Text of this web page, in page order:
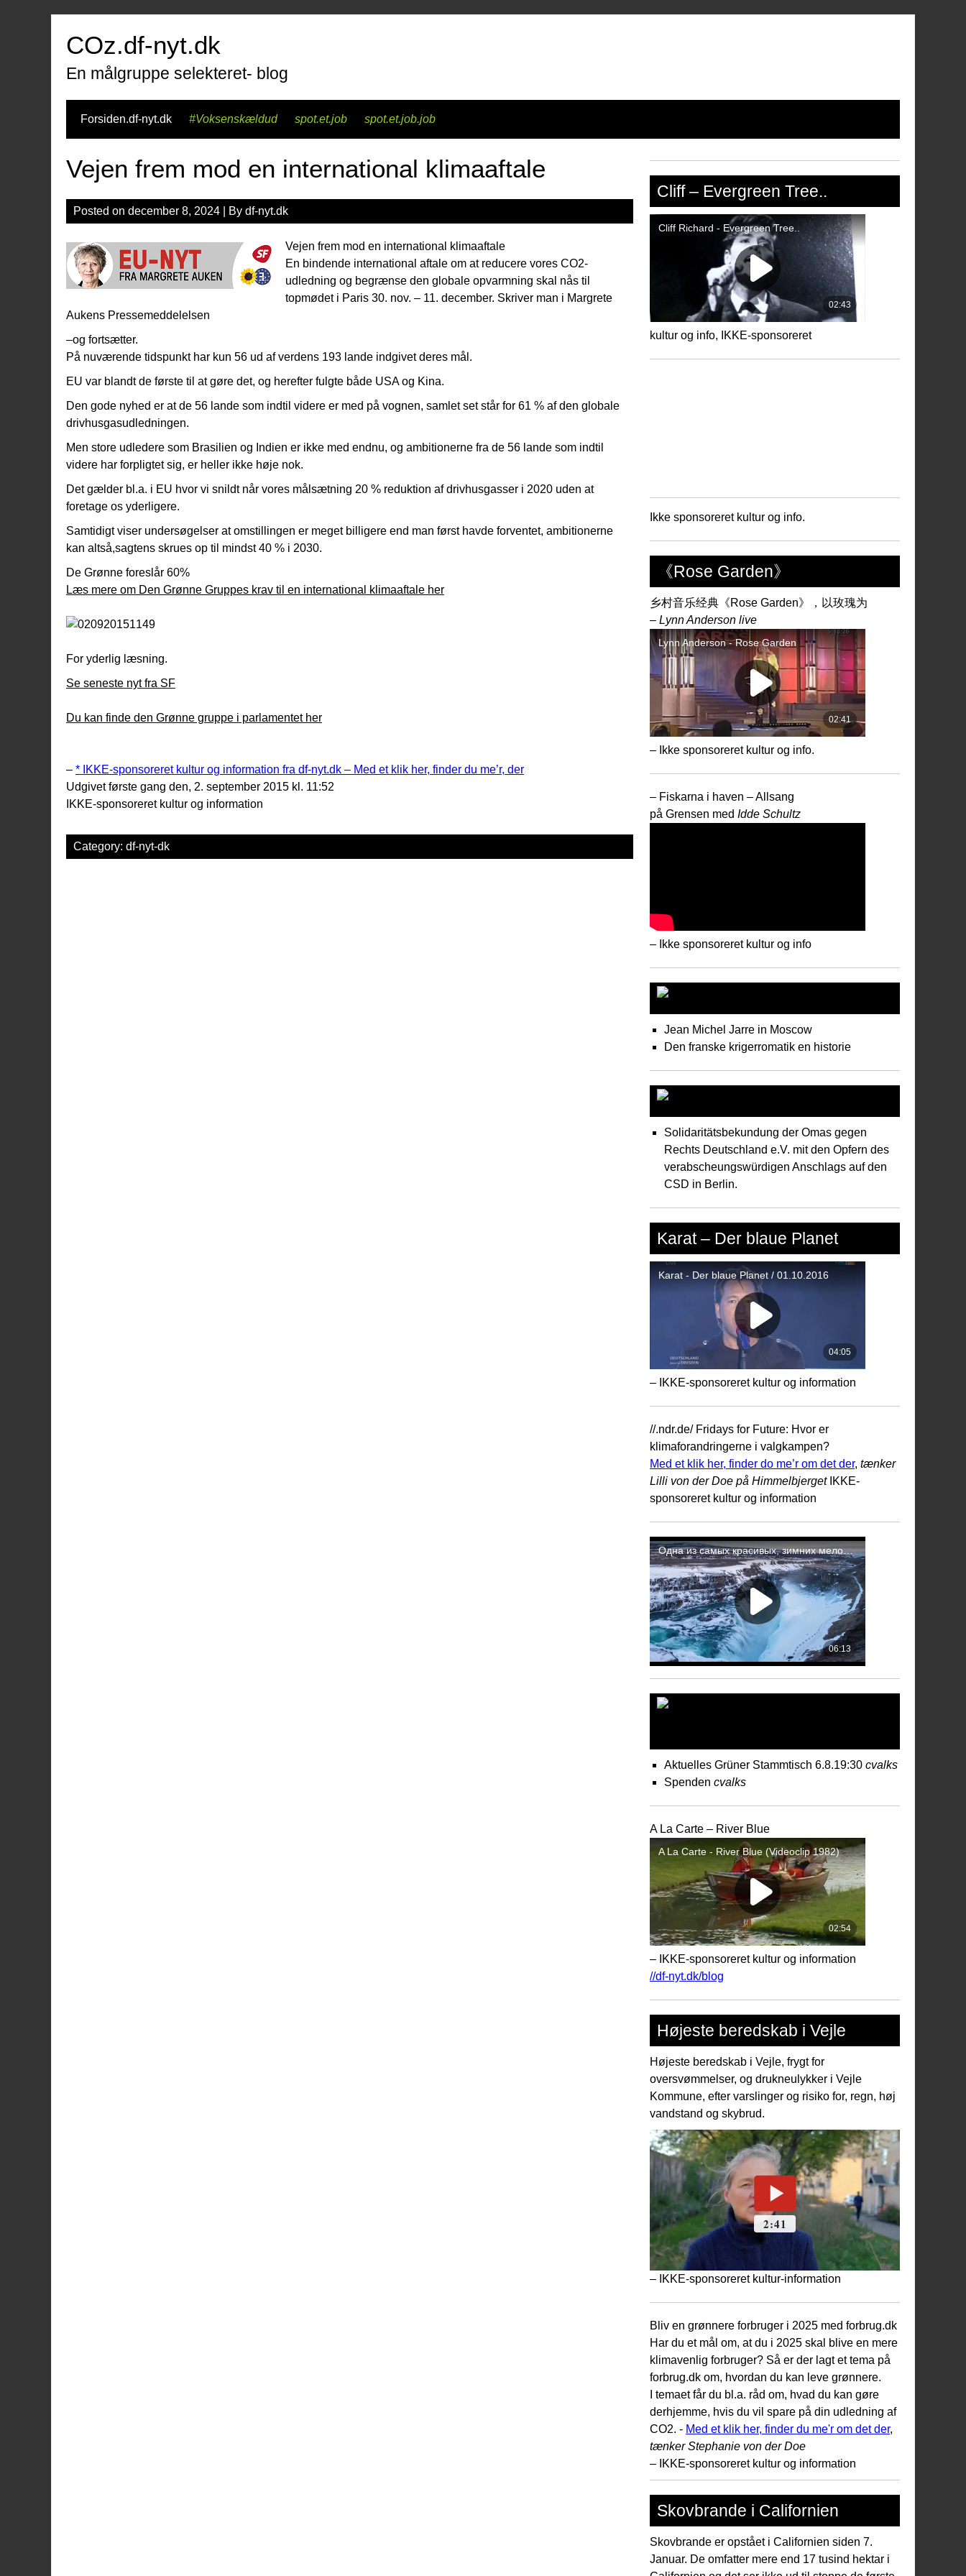
COz.df-nyt.dk
En målgruppe selekteret- blog
Forsiden.df-nyt.dk #Voksenskældud spot.et.job spot.et.job.job
Vejen frem mod en international klimaaftale
Posted on december 8, 2024 | By df-nyt.dk
Vejen frem mod en international klimaaftale
En bindende international aftale om at reducere vores CO2-
udledning og begrænse den globale opvarmning skal nås til
topmødet i Paris 30. nov. – 11. december. Skriver man i Margrete
Aukens Pressemeddelelsen
–og fortsætter.
På nuværende tidspunkt har kun 56 ud af verdens 193 lande indgivet deres mål.
EU var blandt de første til at gøre det, og herefter fulgte både USA og Kina.
Den gode nyhed er at de 56 lande som indtil videre er med på vognen, samlet set står for 61 % af den globale
drivhusgasudledningen.
Men store udledere som Brasilien og Indien er ikke med endnu, og ambitionerne fra de 56 lande som indtil
videre har forpligtet sig, er heller ikke høje nok.
Det gælder bl.a. i EU hvor vi snildt når vores målsætning 20 % reduktion af drivhusgasser i 2020 uden at
foretage os yderligere.
Samtidigt viser undersøgelser at omstillingen er meget billigere end man først havde forventet, ambitionerne
kan altså,sagtens skrues op til mindst 40 % i 2030.
De Grønne foreslår 60%
Læs mere om Den Grønne Gruppes krav til en international klimaaftale her
For yderlig læsning.
Se seneste nyt fra SF
Du kan finde den Grønne gruppe i parlamentet her
– * IKKE-sponsoreret kultur og information fra df-nyt.dk – Med et klik her, finder du me’r, der
Udgivet første gang den, 2. september 2015 kl. 11:52
IKKE-sponsoreret kultur og information
Category: df-nyt-dk
Cliff – Evergreen Tree..
kultur og info, IKKE-sponsoreret
Ikke sponsoreret kultur og info.
《Rose Garden》
乡村音乐经典《Rose Garden》，以玫瑰为
– Lynn Anderson live
– Ikke sponsoreret kultur og info.
– Fiskarna i haven – Allsang
på Grensen med Idde Schultz
– Ikke sponsoreret kultur og info
Jean Michel Jarre in Moscow
Den franske krigerromatik en historie
Solidaritätsbekundung der Omas gegen
Rechts Deutschland e.V. mit den Opfern des
verabscheungswürdigen Anschlags auf den
CSD in Berlin.
Karat – Der blaue Planet
– IKKE-sponsoreret kultur og information
//.ndr.de/ Fridays for Future: Hvor er
klimaforandringerne i valgkampen?
Med et klik her, finder do me’r om det der, tænker
Lilli von der Doe på Himmelbjerget IKKE-
sponsoreret kultur og information
Aktuelles Grüner Stammtisch 6.8.19:30 cvalks
Spenden cvalks
A La Carte – River Blue
– IKKE-sponsoreret kultur og information
//df-nyt.dk/blog
Højeste beredskab i Vejle
Højeste beredskab i Vejle, frygt for
oversvømmelser, og drukneulykker i Vejle
Kommune, efter varslinger og risiko for, regn, høj
vandstand og skybrud.
– IKKE-sponsoreret kultur-information
Bliv en grønnere forbruger i 2025 med forbrug.dk
Har du et mål om, at du i 2025 skal blive en mere
klimavenlig forbruger? Så er der lagt et tema på
forbrug.dk om, hvordan du kan leve grønnere.
I temaet får du bl.a. råd om, hvad du kan gøre
derhjemme, hvis du vil spare på din udledning af
CO2. - Med et klik her, finder du me'r om det der,
tænker Stephanie von der Doe
– IKKE-sponsoreret kultur og information
Skovbrande i Californien
Skovbrande er opstået i Californien siden 7.
Januar. De omfatter mere end 17 tusind hektar i